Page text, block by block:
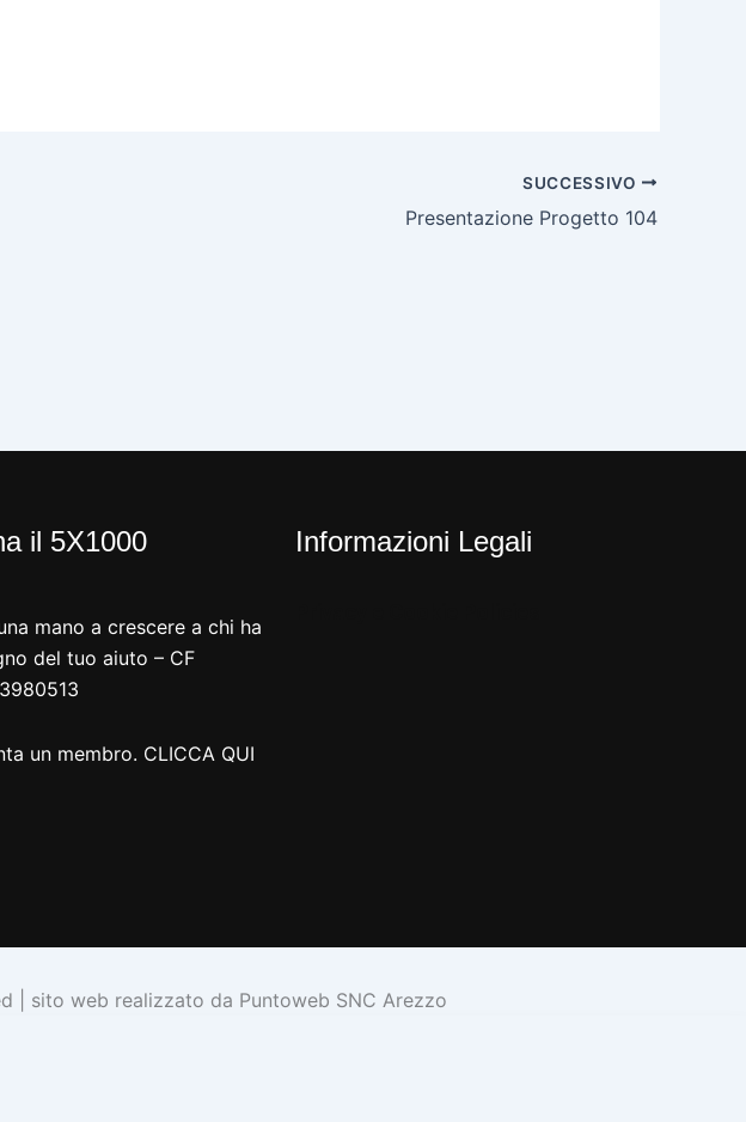
SUCCESSIVO
Presentazione Progetto 104
il 5X1000
mano a crescere a chi ha
del tuo aiuto – CF
un membro. CLICCA QUI
Informazioni Legali
| sito web realizzato da Puntoweb SNC Arezzo